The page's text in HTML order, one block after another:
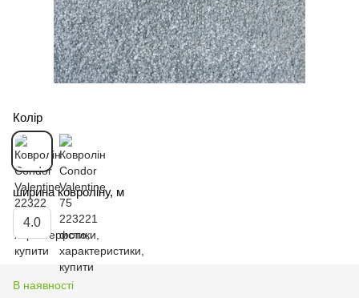
Колір
ширина ковроліну, м
4.0
В наявності